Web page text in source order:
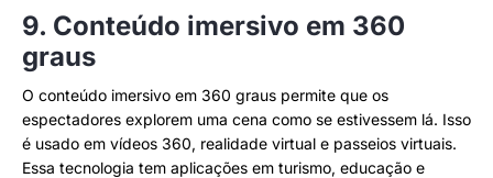
9. Conteúdo imersivo em 360
graus
O conteúdo imersivo em 360 graus permite que os
espectadores explorem uma cena como se estivessem lá. Isso
é usado em vídeos 360, realidade virtual e passeios virtuais.
Essa tecnologia tem aplicações em turismo, educação e